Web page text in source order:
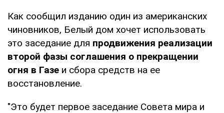
Как сообщил изданию один из американских
чиновников, Белый дом хочет использовать
это заседание для продвижения реализации
второй фазы соглашения о прекращении
огня в Газе и сбора средств на ее
восстановление.
"Это будет первое заседание Совета мира и